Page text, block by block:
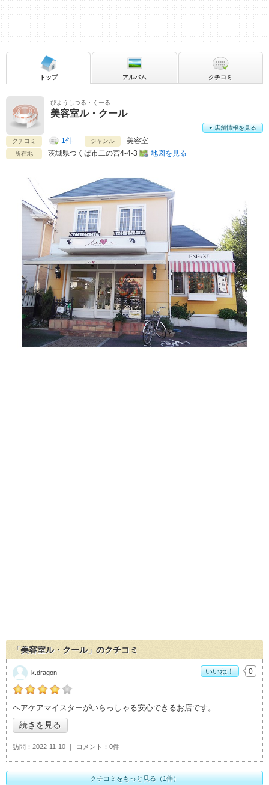
びようしつる・くーる
美容室ル・クール
クチコミ 1件 ジャンル 美容室
所在地 茨城県つくば市二の宮4-4-3 地図を見る
店舗情報を見る
トップ アルバム クチコミ
「美容室ル・クール」のクチコミ
の「美容室ル・クール」おすすめ度：4
ヘアケアマイスターがいらっしゃる安心できるお店です。
続きを見る
訪問 2022-11-10 コメント 0件
k.dragon いいね！ 0
クチコミをもっと見る（1件）